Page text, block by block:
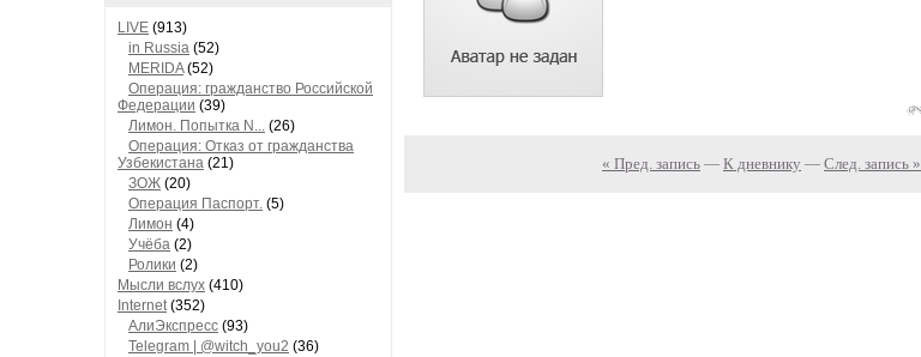
LIVE (913)
in Russia (52)
MERIDA(52)
Операция: гражданство Российской
Федерации (39)
Лимон. Попытка N... (26)
Операция: Отказ от гражданства
Узбекистана (21)
ЗОЖ (20)
Операция Паспорт. (5)
Лимон (4)
Учёба (2)
Ролики (2)
Мысли вслух (410)
Internet(352)
АлиЭкспресс (93)
Telegram | @witch_you2 (36)
« Пред. запись — К дневнику — След. запись »